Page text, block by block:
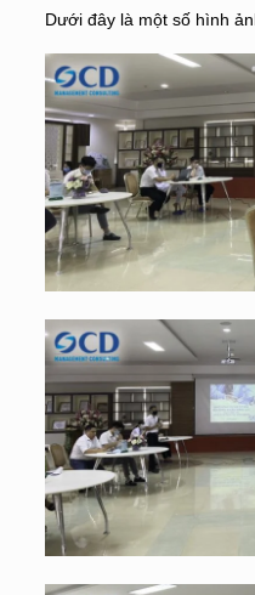
Dưới đây là một số hình